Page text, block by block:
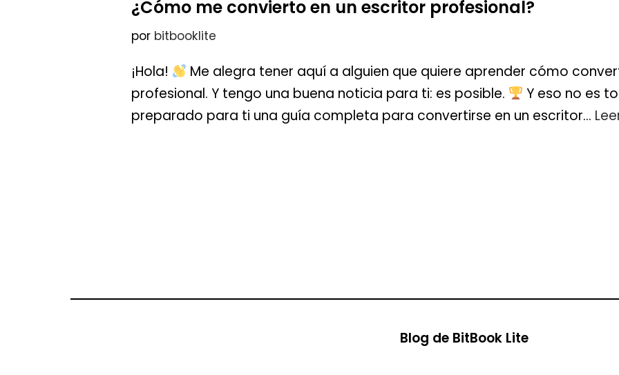
¿Cómo me convierto en un escritor profesional?
por bitbooklite
¡Hola!
Me alegra tener aquí a alguien que quiere aprender cómo
profesional. Y tengo una buena noticia para ti: es posible.
Y eso no es
preparado para ti una guía completa para convertirse en un escritor…
Blog de BitBook Lite